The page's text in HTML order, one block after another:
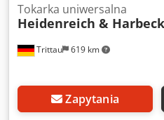
Trittau 619 km
Tokarka uniwersalna
Heidenreich & Harbeck
Zapytania